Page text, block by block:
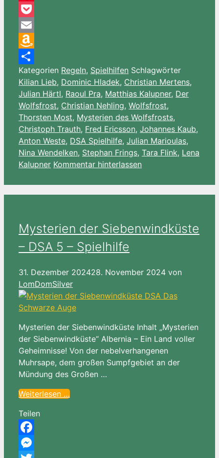
Pinterest
Pocket
Email
Amazon
Wish
List
Teilen
Kategorien Regeln, Spielhilfen Schlagwörter
Kilian Lieb, Dominic Hladek, Christian Mertens,
Julian Härtl, Raoul Pra, Matthias Kalupner, Der
Wolfsfrost, Christian Nehling, Wolfsfrost,
Thorsten Most, Mysterien des Wolfsfrosts,
Christoph Trauth, Fred Ericsson, Johannes Kaub,
Anton Weste, DSA Spielhilfe, Julian Marioulas,
Nina Wendelken, Stephan Frings, Tara Flink, Lena
Kalupner Kommentar hinterlassen
Mysterien der Siebenwindküste
– DSA 5 – Spielhilfe
31. Dezember 202428. November 2024 von
LomDomSilver
Mysterien der Siebenwindküste Inhalt „Mysterien
der Siebenwindküste“ Albernia – Ein Land voller
Geheimnisse! Von der nebelverhangenen
Muhrsape, dem großen Sumpfgebiet an der
Mündung des Großen …
Weiterlesen …
Teilen
Facebook